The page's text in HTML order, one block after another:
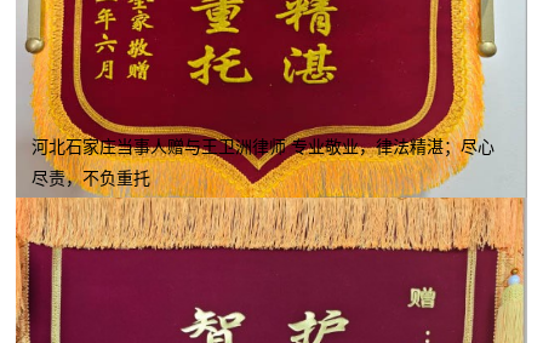
河北石家庄当事人赠与王卫洲律师 专业敬业，律法精湛；尽心
尽责，不负重托